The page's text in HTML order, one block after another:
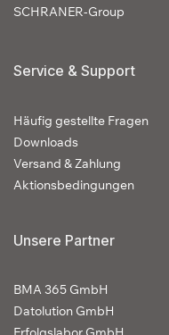
SCHRANER-Group
Service & Support
Häufig gestellte Fragen
Downloads
Versand & Zahlung
Aktionsbedingungen
Unsere Partner
BMA 365 GmbH
Datolution GmbH